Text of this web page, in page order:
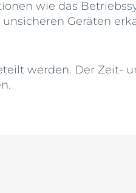
wie das
Geräten
werden. Der Zeit-